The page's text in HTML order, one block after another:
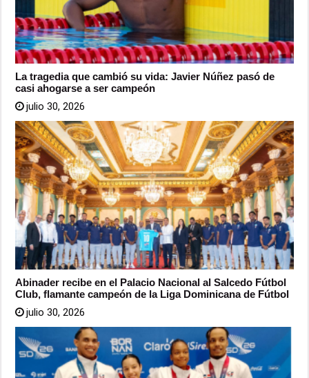
La tragedia que cambió su vida: Javier Núñez pasó de
casi ahogarse a ser campeón
julio 30, 2026
Abinader recibe en el Palacio Nacional al Salcedo Fútbol
Club, flamante campeón de la Liga Dominicana de Fútbol
julio 30, 2026